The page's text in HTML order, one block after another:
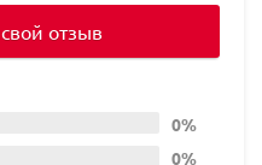
0%
0%
отзыв